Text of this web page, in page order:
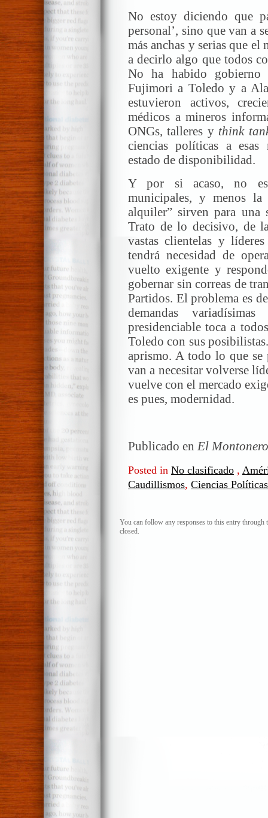
No estoy diciendo que
personal’, sino que van a
más anchas y serias que
a decirlo algo que todos
No ha habido gobierno
Fujimori a Toledo y a
estuvieron activos,
médicos a mineros
ONGs, talleres y think
ciencias políticas a esas
estado de disponibilidad.
Y por si acaso, no
municipales, y menos
alquiler” sirven para una
Trato de lo decisivo, de
vastas clientelas y
tendrá necesidad de
vuelto exigente y
gobernar sin correas de
Partidos. El problema es
demandas
presidenciable toca a
Toledo con sus
aprismo. A todo lo que se
van a necesitar volverse
vuelve con el mercado
es pues, modernidad.
Publicado en El
Posted in No clasificado ,
Caudillismos, Ciencias Políticas
You can follow any responses to this entry through
closed.